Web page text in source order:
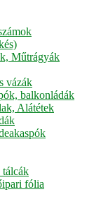
Műtrágyák
vázák
balkonládák
Alátétek
tálcák
fólia